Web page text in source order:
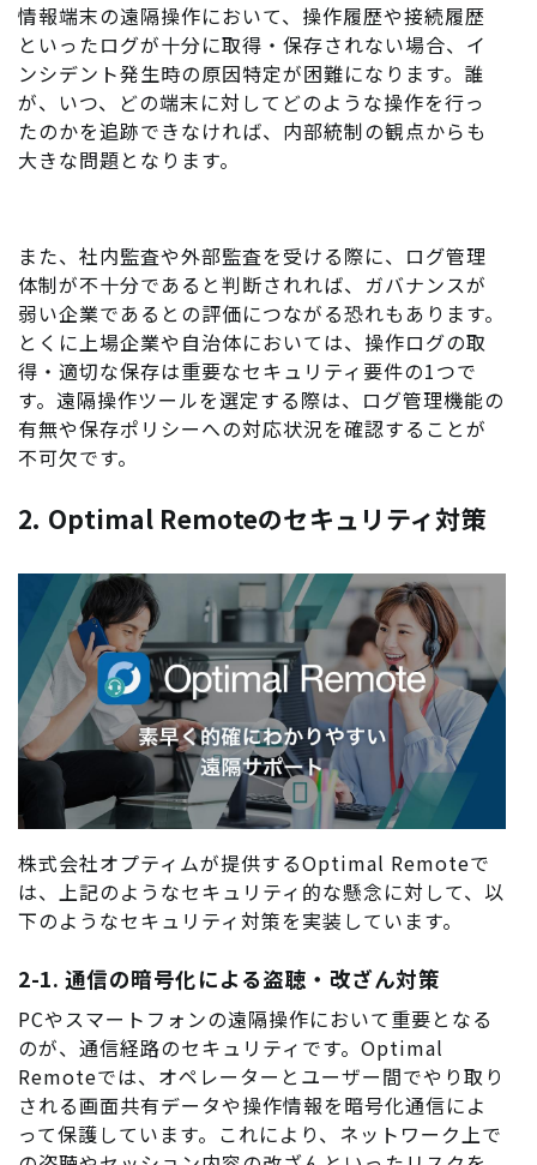
情報端末の遠隔操作において、操作履歴や接続履歴
といったログが十分に取得・保存されない場合、イ
ンシデント発生時の原因特定が困難になります。誰
が、いつ、どの端末に対してどのような操作を行っ
たのかを追跡できなければ、内部統制の観点からも
大きな問題となります。
また、社内監査や外部監査を受ける際に、ログ管理
体制が不十分であると判断されれば、ガバナンスが
弱い企業であるとの評価につながる恐れもあります。
とくに上場企業や自治体においては、操作ログの取
得・適切な保存は重要なセキュリティ要件の1つで
す。遠隔操作ツールを選定する際は、ログ管理機能の
有無や保存ポリシーへの対応状況を確認することが
不可欠です。
2. Optimal Remoteのセキュリティ対策
株式会社オプティムが提供するOptimal Remoteで
は、上記のようなセキュリティ的な懸念に対して、以
下のようなセキュリティ対策を実装しています。
2-1. 通信の暗号化による盗聴・改ざん対策
PCやスマートフォンの遠隔操作において重要となる
のが、通信経路のセキュリティです。Optimal
Remoteでは、オペレーターとユーザー間でやり取り
される画面共有データや操作情報を暗号化通信によ
って保護しています。これにより、ネットワーク上で